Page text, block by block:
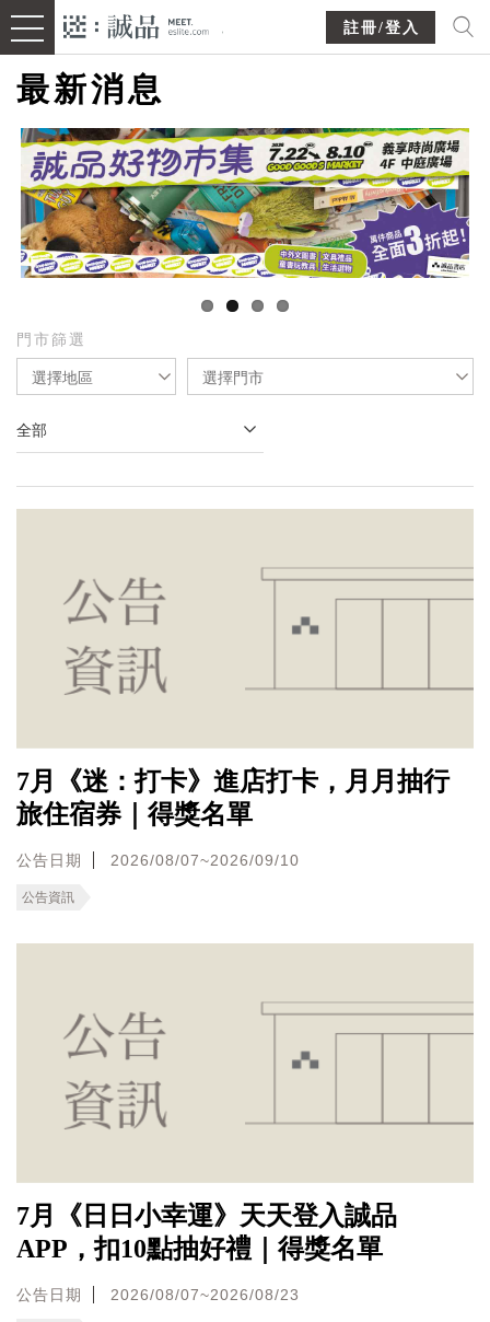
註冊/登入
最新消息
門市篩選
選擇地區 選擇門市
全部
7月《迷：打卡》進店打卡，月月抽行
旅住宿券｜得獎名單
公告日期 2026/08/07~2026/09/10
公告資訊
7月《日日小幸運》天天登入誠品
APP，扣10點抽好禮｜得獎名單
公告日期 2026/08/07~2026/08/23